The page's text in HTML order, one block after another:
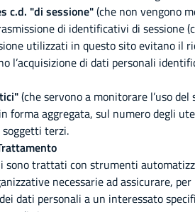
c.d. "di sessione"(che non vengono
di identificativi di sessione
utilizzati in questo sito evitano il
l’acquisizione di dati personali
(che servono a monitorare l’uso
forma aggregata, sul numero degli
terzi.
sono trattati con strumenti
necessarie ad assicurare,
dati personali a un interessato